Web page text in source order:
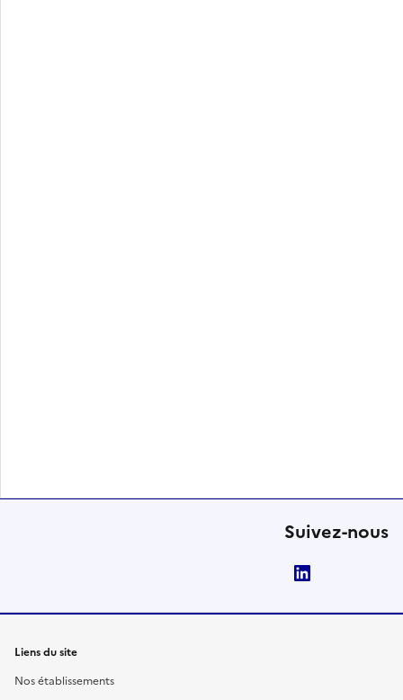
Suivez-nous
Liens du site
Nos établissements